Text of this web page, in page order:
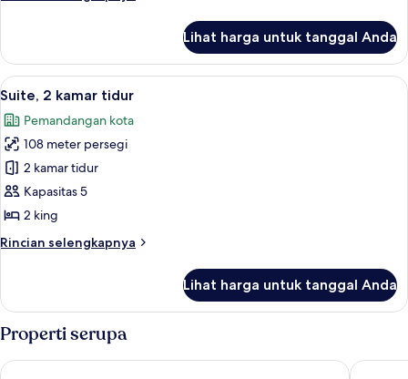
View
Tempat
King
Kamar
Deluks,
1
Tidur
King
Lihat harga untuk tanggal Anda
Lihat
semua
foto
untuk
Suite,
2
kamar
7
Suite, 2 kamar tidur
Pemandangan kota
108 meter persegi
2 kamar tidur
Kapasitas 5
2 king
Rincian selengkapnya
Rincian
Suite,
2
kamar
tidur
Lihat harga untuk tanggal Anda
Properti serupa
Blue Mountain Resort Village Suites Living